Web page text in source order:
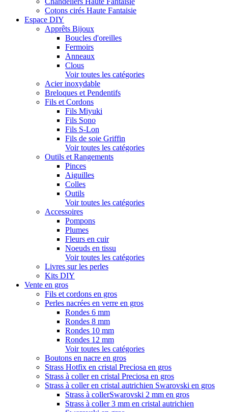
Cotons cirés Haute Fantaisie
Espace DIY
Apprêts Bijoux
Boucles d'oreilles
Fermoirs
Anneaux
Clous
Voir toutes les catégories
Acier inoxydable
Breloques et Pendentifs
Fils et Cordons
Fils Miyuki
Fils Sono
Fils S-Lon
Fils de soie Griffin
Voir toutes les catégories
Outils et Rangements
Pinces
Aiguilles
Colles
Outils
Voir toutes les catégories
Accessoires
Pompons
Plumes
Fleurs en cuir
Noeuds en tissu
Voir toutes les catégories
Livres sur les perles
Kits DIY
Vente en gros
Fils et cordons en gros
Perles nacrées en verre en gros
Rondes 6 mm
Rondes 8 mm
Rondes 10 mm
Rondes 12 mm
Voir toutes les catégories
Boutons en nacre en gros
Strass Hotfix en cristal Preciosa en gros
Strass à coller en cristal Preciosa en gros
Strass à coller en cristal autrichien Swarovski en gros
Strass à collerSwarovski 2 mm en gros
Strass à coller 3 mm en cristal autrichien